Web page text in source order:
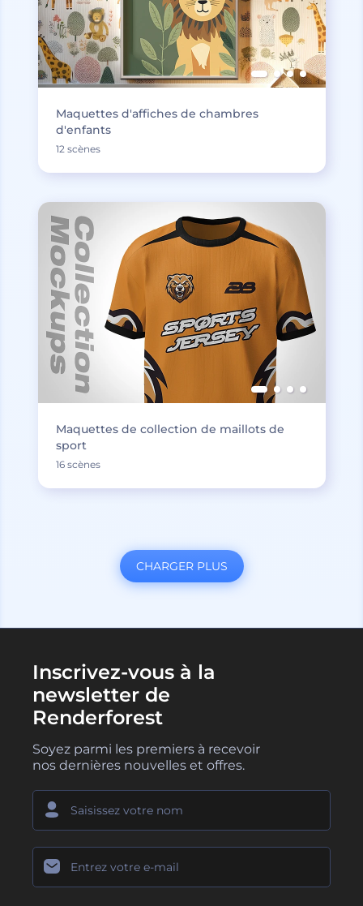
Maquettes d'affiches de chambres
d'enfants
12 scènes
Maquettes de collection de maillots de
sport
16 scènes
CHARGER PLUS
Inscrivez-vous à la
newsletter de
Renderforest
Soyez parmi les premiers à recevoir
nos dernières nouvelles et offres.